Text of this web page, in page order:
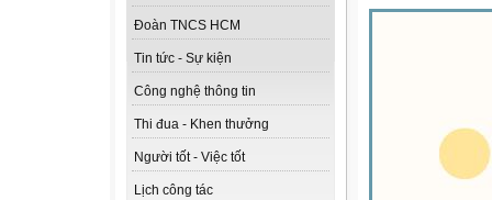
Đoàn TNCS HCM
Tin tức - Sự kiện
Công nghệ thông tin
Thi đua - Khen thưởng
Người tốt - Việc tốt
Lịch công tác